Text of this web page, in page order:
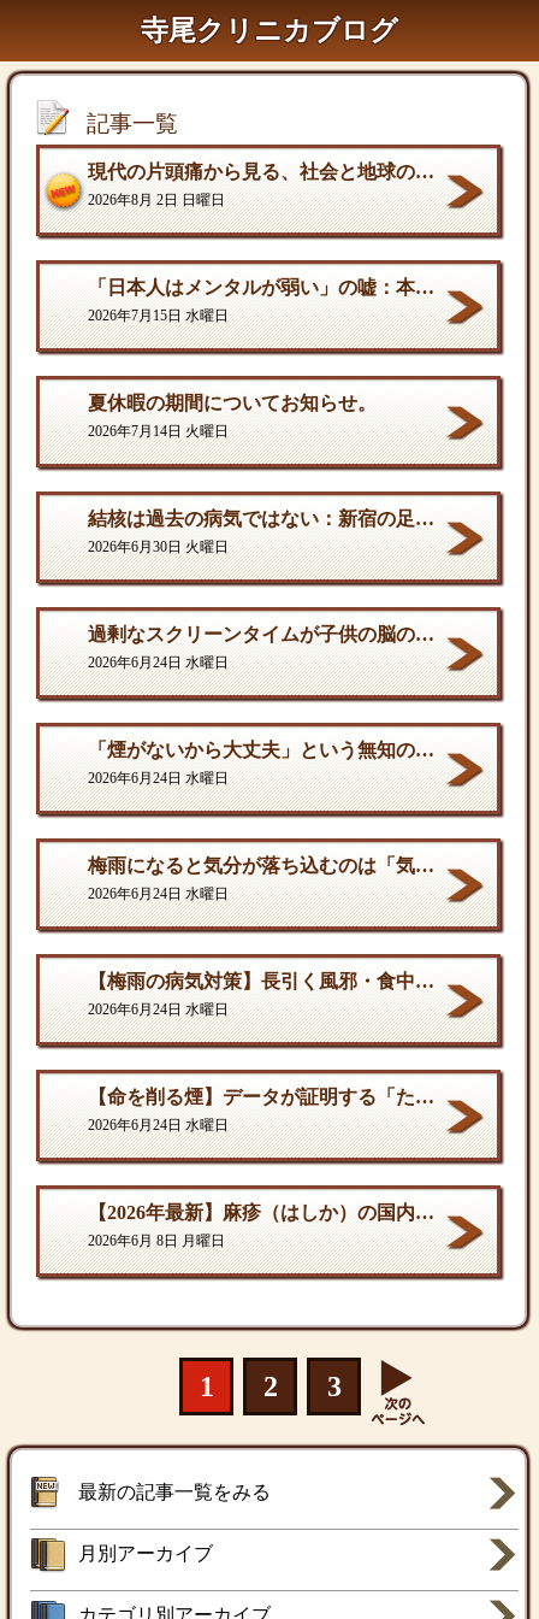
寺尾クリニカブログ
記事一覧
現代の片頭痛から見る、社会と地球の構造的課題
2026年8月 2日 日曜日
「日本人はメンタルが弱い」の嘘：本当の弱さと、自分を守る「成熟した強さ
2026年7月15日 水曜日
夏休暇の期間についてお知らせ。
2026年7月14日 火曜日
結核は過去の病気ではない：新宿の足元に潜む歪んだ現実
2026年6月30日 火曜日
過剰なスクリーンタイムが子供の脳の発達を停滞させる。
2026年6月24日 水曜日
「煙がないから大丈夫」という無知の罪。となりに一人生息するだけで、そこは危険地帯である
2026年6月24日 水曜日
梅雨になると気分が落ち込むのは「気のせい」ではない
2026年6月24日 水曜日
【梅雨の病気対策】長引く風邪・食中毒・カビの脅威から体を守る方法
2026年6月24日 水曜日
【命を削る煙】データが証明する「たばこ関連死」の真実
2026年6月24日 水曜日
【2026年最新】麻疹（はしか）の国内流行状況と対策
2026年6月 8日 月曜日
1 2 3
最新の記事一覧をみる
月別アーカイブ
カテゴリ別アーカイブ